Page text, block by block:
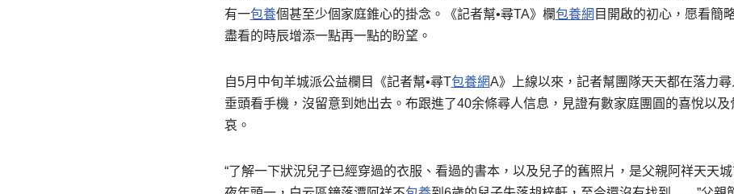
有一包養個甚至少個家庭錐心的掛念。《記者幫•尋TA》欄包養網 目開啟的初心，愿看簡
盡看的時辰增添一點再一點的盼望。
自5月中旬羊城派公益欄目《記者幫•尋T包養網A》上線以來，記者幫團隊天天都在落力
垂頭看手機，沒留意到她出去。布跟進了40余條尋人信息，見證有數家庭團圓的喜悅以
哀。
“了解一下狀況兒子已經穿過的衣服、看過的書本，以及兒子的舊照片，是父親阿祥天天